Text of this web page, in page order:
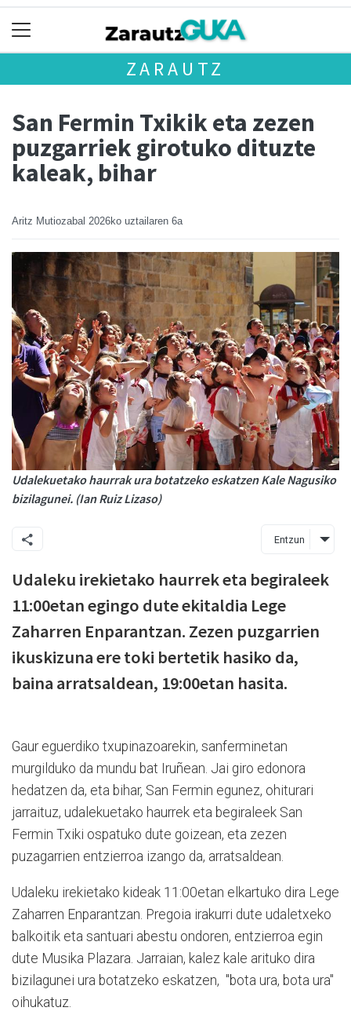
ZARAUTZ
San Fermin Txikik eta zezen
puzgarriek girotuko dituzte
kaleak, bihar
Aritz Mutiozabal 2026ko uztailaren 6a
Udalekuetako haurrak ura botatzeko eskatzen Kale Nagusiko
bizilagunei. (Ian Ruiz Lizaso)
Entzun
Udaleku irekietako haurrek eta begiraleek
11:00etan egingo dute ekitaldia Lege
Zaharren Enparantzan. Zezen puzgarrien
ikuskizuna ere toki bertetik hasiko da,
baina arratsaldean, 19:00etan hasita.
Gaur eguerdiko txupinazoarekin, sanferminetan
murgilduko da mundu bat Iruñean. Jai giro edonora
hedatzen da, eta bihar, San Fermin egunez, ohiturari
jarraituz, udalekuetako haurrek eta begiraleek San
Fermin Txiki ospatuko dute goizean, eta zezen
puzagarrien entzierroa izango da, arratsaldean.
Udaleku irekietako kideak 11:00etan elkartuko dira Lege
Zaharren Enparantzan. Pregoia irakurri dute udaletxeko
balkoitik eta santuari abestu ondoren, entzierroa egin
dute Musika Plazara. Jarraian, kalez kale arituko dira
bizilagunei ura botatzeko eskatzen, "bota ura, bota ura"
oihukatuz.